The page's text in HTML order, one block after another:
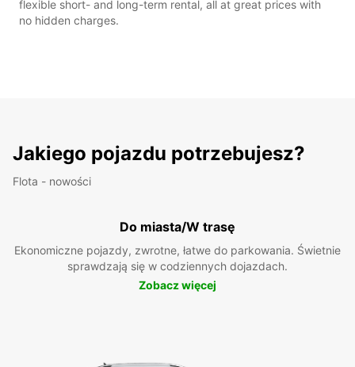
flexible short- and long-term rental, all at great prices with
no hidden charges.
Jakiego pojazdu potrzebujesz?
Flota - nowości
Do miasta/W trasę
Ekonomiczne pojazdy, zwrotne, łatwe do parkowania. Świetnie
sprawdzają się w codziennych dojazdach.
Zobacz więcej